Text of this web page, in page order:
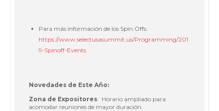
Para más información de los Spin Offs:
https://www.selectusasummit.us/Programming/201
9-Spinoff-Events
Novedades de Este Año:
Zona de Expositores: Horario ampliado para
acomodar reuniones de mayor duración.